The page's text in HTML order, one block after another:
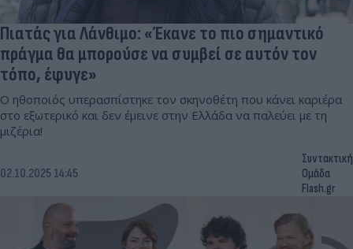
Πιατάς για Λάνθιμο: «Έκανε το πιο σημαντικό
πράγμα θα μπορούσε να συμβεί σε αυτόν τον
τόπο, έφυγε»
Ο ηθοποιός υπερασπίστηκε τον σκηνοθέτη που κάνει καριέρα
στο εξωτερικό και δεν έμεινε στην Ελλάδα να παλεύει με τη
μιζέρια!
02.10.2025 14:45
Συντακτική
Ομάδα
Flash.gr